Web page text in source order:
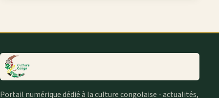
Portail numérique dédié à la culture congolaise - actualités,